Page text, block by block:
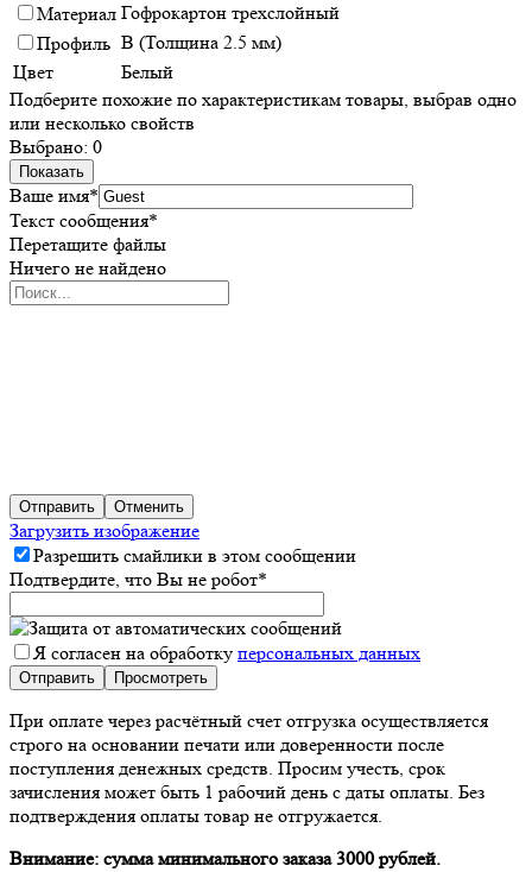
Материал Гофрокартон трехслойный
Профиль В (Толщина 2.5 мм)
Цвет
Белый
Подберите похожие по характеристикам товары, выбрав одно
или несколько свойств
Выбрано: 0
Показать
Ваше имя*
Текст сообщения*
Перетащите файлы
Ничего не найдено
Отправить Отменить
Загрузить изображение
Разрешить смайлики в этом сообщении
Подтвердите, что Вы не робот*
Я согласен на обработку персональных данных
При оплате через расчётный счет отгрузка осуществляется
строго на основании печати или доверенности после
поступления денежных средств. Просим учесть, срок
зачисления может быть 1 рабочий день с даты оплаты. Без
подтверждения оплаты товар не отгружается.
Внимание: сумма минимального заказа 3000 рублей.